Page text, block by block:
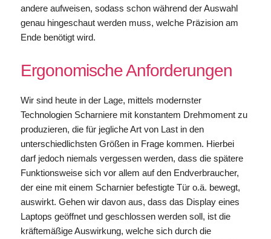
andere aufweisen, sodass schon während der Auswahl
genau hingeschaut werden muss, welche Präzision am
Ende benötigt wird.
Ergonomische Anforderungen
Wir sind heute in der Lage, mittels modernster
Technologien Scharniere mit konstantem Drehmoment zu
produzieren, die für jegliche Art von Last in den
unterschiedlichsten Größen in Frage kommen. Hierbei
darf jedoch niemals vergessen werden, dass die spätere
Funktionsweise sich vor allem auf den Endverbraucher,
der eine mit einem Scharnier befestigte Tür o.ä. bewegt,
auswirkt. Gehen wir davon aus, dass das Display eines
Laptops geöffnet und geschlossen werden soll, ist die
kräftemäßige Auswirkung, welche sich durch die